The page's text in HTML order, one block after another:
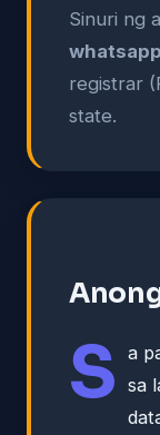
Sinuri ng
registrar
state.
S a
sa